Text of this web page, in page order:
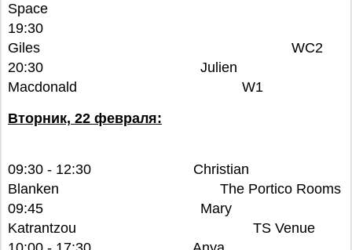
Space
19:30
Giles WC2
20:30 Julien
Macdonald W1
Вторник, 22 февраля:
09:30 - 12:30 Christian
Blanken The Portico Rooms
09:45 Mary
Katrantzou TS Venue